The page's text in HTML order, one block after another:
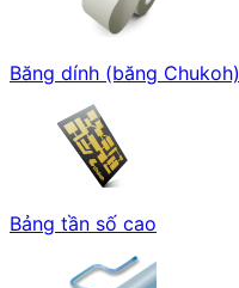
Băng dính (băng Chukoh)
Bảng tần số cao